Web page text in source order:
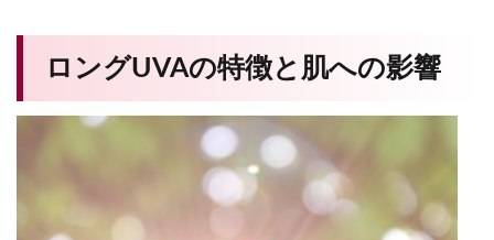
ロングUVAの特徴と肌への影響